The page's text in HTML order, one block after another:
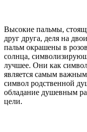
Высокие пальмы,
друг друга, деля на
пальм окрашены в
солнца,
лучшее. Они как
является самым
символ родственной
обладание душевным
цели.